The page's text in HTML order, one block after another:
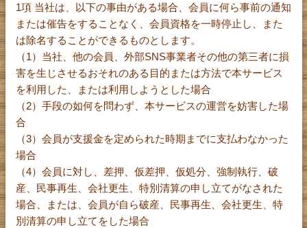
1項 当社は、以下の事由がある場合、会員に何ら事前の通知
または催告をすることなく、会員資格を一時停止し、また
は除名することができるものとします。
（1）当社、他の会員、外部SNS事業者その他の第三者に損
害を生じさせるおそれのある目的または方法で本サービス
を利用した、または利用しようとした場合
（2）手段の如何を問わず、本サービスの運営を妨害した場
合
（3）会員が支援金を定められた時期までに支払わなかった
場合
（4）会員に対し、差押、仮差押、仮処分、強制執行、破
産、民事再生、会社更生、特別清算の申し立てがなされた
場合、または、会員が自ら破産、民事再生、会社更生、特
別清算の申し立てをした場合